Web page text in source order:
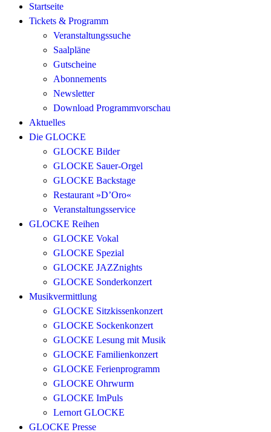
Startseite
Tickets & Programm
Veranstaltungssuche
Saalpläne
Gutscheine
Abonnements
Newsletter
Download Programmvorschau
Aktuelles
Die GLOCKE
GLOCKE Bilder
GLOCKE Sauer-Orgel
GLOCKE Backstage
Restaurant »D’Oro«
Veranstaltungsservice
GLOCKE Reihen
GLOCKE Vokal
GLOCKE Spezial
GLOCKE JAZZnights
GLOCKE Sonderkonzert
Musikvermittlung
GLOCKE Sitzkissenkonzert
GLOCKE Sockenkonzert
GLOCKE Lesung mit Musik
GLOCKE Familienkonzert
GLOCKE Ferienprogramm
GLOCKE Ohrwurm
GLOCKE ImPuls
Lernort GLOCKE
GLOCKE Presse